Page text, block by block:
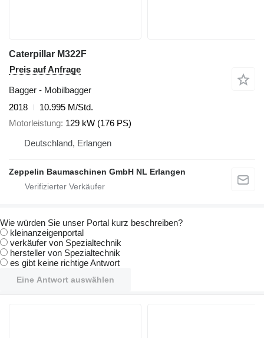
Caterpillar M322F
Preis auf Anfrage
Bagger - Mobilbagger
2018
10.995 M/Std.
Motorleistung 129 kW (176 PS)
Deutschland, Erlangen
Zeppelin Baumaschinen GmbH NL Erlangen
Wie würden Sie unser Portal kurz beschreiben?
kleinanzeigenportal
verkäufer von Spezialtechnik
hersteller von Spezialtechnik
es gibt keine richtige Antwort
Eine Antwort auswählen